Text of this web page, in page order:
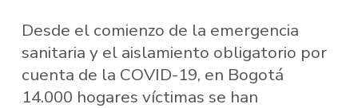
Desde el comienzo de la emergencia
sanitaria y el aislamiento obligatorio por
cuenta de la COVID-19, en Bogotá
14.000 hogares víctimas se han